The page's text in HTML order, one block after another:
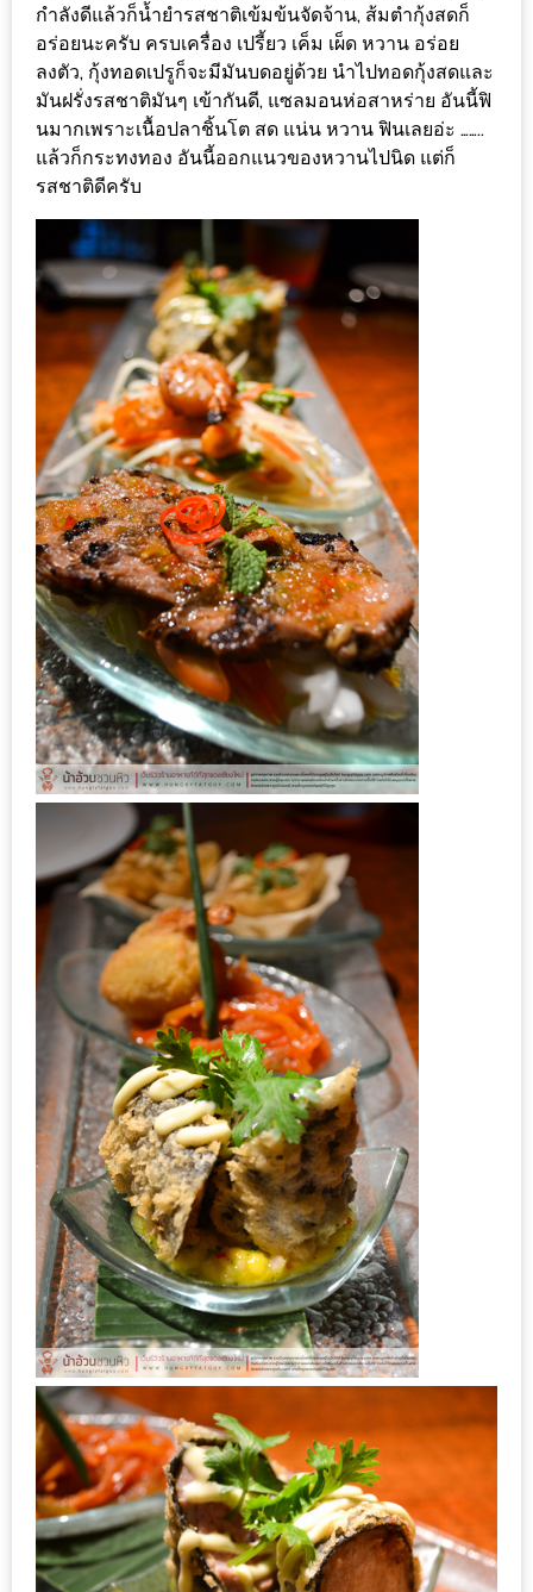
โรง
แรม
ฮอ
ลิ
อินน์
เชียงใหม่
PANDA
TIME
:
ทำไม
เรา
ไม่
ทำ
อาหาร
ทาน
เอง?
SHOP
TOP
10
รีวิว
ร้าน
อาหาร
ที่
เข้า
ชม
มาก
ที่สุด
ประจำ
ปี
2557
กิจกรรม
ชิง
รางวัล
กับ
สมาชิก
ENEWS
น้า
อ้วน
ชวน
หิว
ข้าว
อะไร
เอ่ย
กำลังดีแล้วก็น้ำยำรสชาติเข้มข้นจัดจ้าน, ส้มตำกุ้งสดก็
อร่อยนะครับ ครบเครื่อง เปรี้ยว เค็ม เผ็ด หวาน อร่อย
ลงตัว, กุ้งทอดเปรูก็จะมีมันบดอยู่ด้วย นำไปทอดกุ้งสดและ
มันฝรั่งรสชาติมันๆ เข้ากันดี, แซลมอนห่อสาหร่าย อันนี้ฟิ
นมากเพราะเนื้อปลาชิ้นโต สด แน่น หวาน ฟินเลยอ่ะ ……..
แล้วก็กระทงทอง อันนี้ออกแนวของหวานไปนิด แต่ก็
รสชาติดีครับ